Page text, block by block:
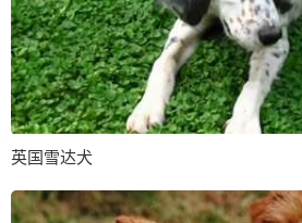
英国雪达犬